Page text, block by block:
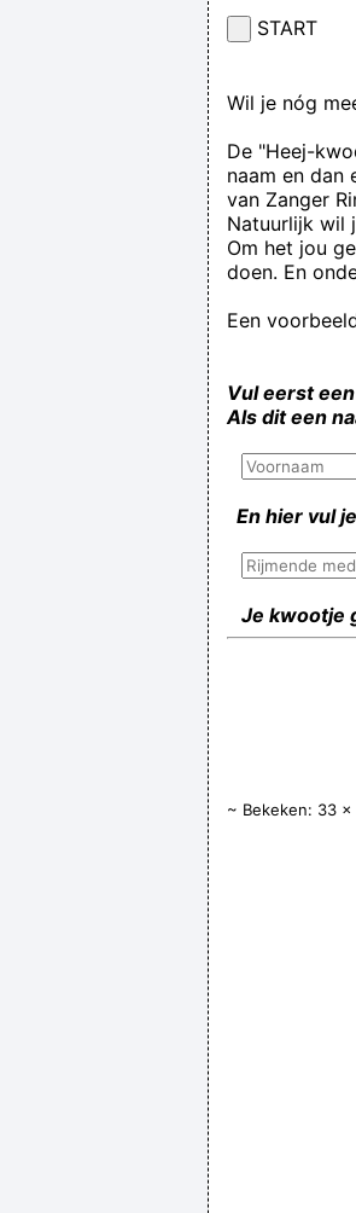
START
Wil je nóg
De "Heej-
naam en dan
van Zanger
Natuurlijk wil
Om het jou
doen. En
Een
Vul eerst
Als dit een
En hier vul
Je kwootje
~ Bekeken: 33 × |